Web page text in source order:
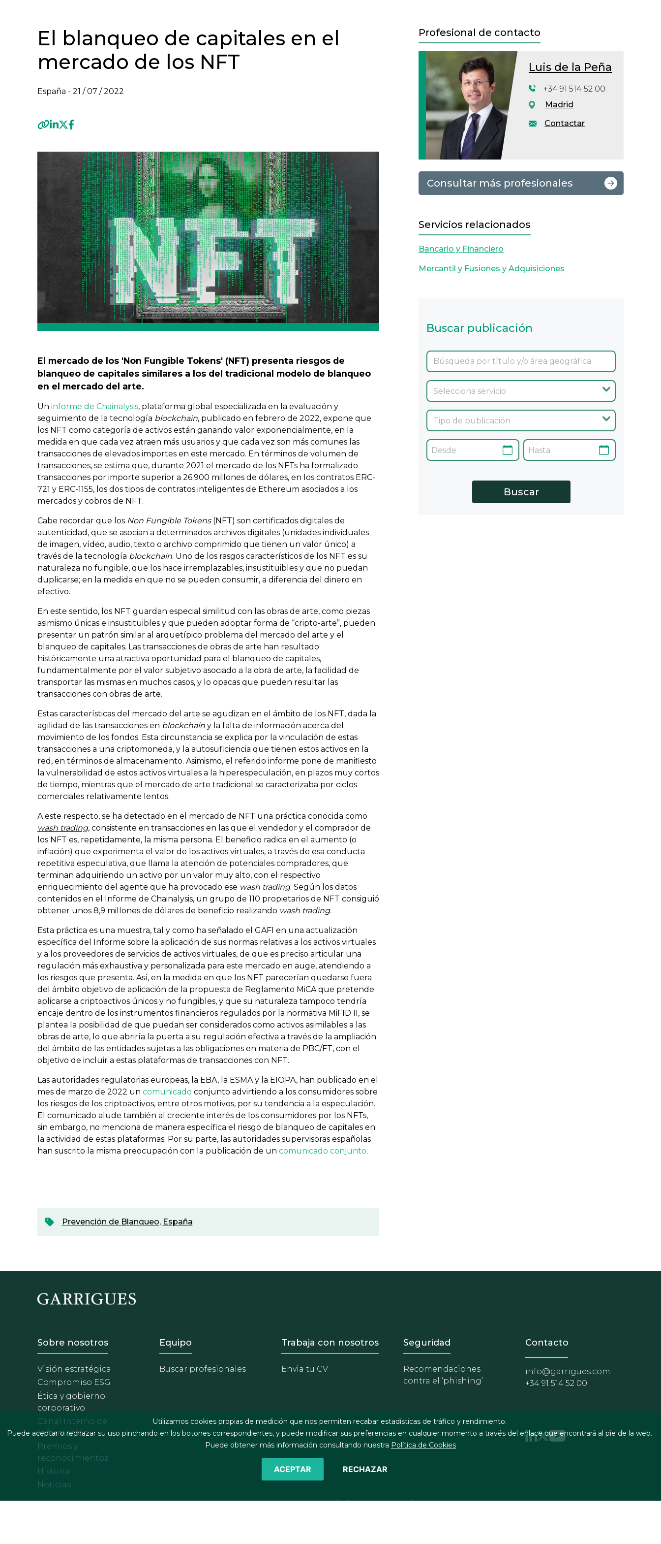
El blanqueo de capitales en el
mercado de los NFT
España - 21 / 07 / 2022
El mercado de los 'Non Fungible Tokens' (NFT) presenta riesgos de
blanqueo de capitales similares a los del tradicional modelo de blanqueo
en el mercado del arte.
Un informe de Chainalysis, plataforma global especializada en la evaluación y
seguimiento de la tecnología blockchain, publicado en febrero de 2022, expone que
los NFT como categoría de activos están ganando valor exponencialmente, en la
medida en que cada vez atraen más usuarios y que cada vez son más comunes las
transacciones de elevados importes en este mercado. En términos de volumen de
transacciones, se estima que, durante 2021 el mercado de los NFTs ha formalizado
transacciones por importe superior a 26.900 millones de dólares, en los contratos ERC-
721 y ERC-1155, los dos tipos de contratos inteligentes de Ethereum asociados a los
mercados y cobros de NFT.
Cabe recordar que los Non Fungible Tokens(NFT) son certificados digitales de
autenticidad, que se asocian a determinados archivos digitales (unidades individuales
de imagen, vídeo, audio, texto o archivo comprimido que tienen un valor único) a
través de la tecnología blockchain. Uno de los rasgos característicos de los NFT es su
naturaleza no fungible, que los hace irremplazables, insustituibles y que no puedan
duplicarse; en la medida en que no se pueden consumir, a diferencia del dinero en
efectivo.
En este sentido, los NFT guardan especial similitud con las obras de arte, como piezas
asimismo únicas e insustituibles y que pueden adoptar forma de “cripto-arte”, pueden
presentar un patrón similar al arquetípico problema del mercado del arte y el
blanqueo de capitales. Las transacciones de obras de arte han resultado
históricamente una atractiva oportunidad para el blanqueo de capitales,
fundamentalmente por el valor subjetivo asociado a la obra de arte, la facilidad de
transportar las mismas en muchos casos, y lo opacas que pueden resultar las
transacciones con obras de arte.
Estas características del mercado del arte se agudizan en el ámbito de los NFT, dada la
agilidad de las transacciones en blockchain y la falta de información acerca del
movimiento de los fondos. Esta circunstancia se explica por la vinculación de estas
transacciones a una criptomoneda, y la autosuficiencia que tienen estos activos en la
red, en términos de almacenamiento. Asimismo, el referido informe pone de manifiesto
la vulnerabilidad de estos activos virtuales a la hiperespeculación, en plazos muy cortos
de tiempo, mientras que el mercado de arte tradicional se caracterizaba por ciclos
comerciales relativamente lentos.
A este respecto, se ha detectado en el mercado de NFT una práctica conocida como
wash trading, consistente en transacciones en las que el vendedor y el comprador de
los NFT es, repetidamente, la misma persona. El beneficio radica en el aumento (o
inflación) que experimenta el valor de los activos virtuales, a través de esa conducta
repetitiva especulativa, que llama la atención de potenciales compradores, que
terminan adquiriendo un activo por un valor muy alto, con el respectivo
enriquecimiento del agente que ha provocado ese wash trading. Según los datos
contenidos en el Informe de Chainalysis, un grupo de 110 propietarios de NFT consiguió
obtener unos 8,9 millones de dólares de beneficio realizando wash trading.
Esta práctica es una muestra, tal y como ha señalado el GAFI en una actualización
específica del Informe sobre la aplicación de sus normas relativas a los activos virtuales
y a los proveedores de servicios de activos virtuales, de que es preciso articular una
regulación más exhaustiva y personalizada para este mercado en auge, atendiendo a
los riesgos que presenta. Así, en la medida en que los NFT parecerían quedarse fuera
del ámbito objetivo de aplicación de la propuesta de Reglamento MiCA que pretende
aplicarse a criptoactivos únicos y no fungibles, y que su naturaleza tampoco tendría
encaje dentro de los instrumentos financieros regulados por la normativa MiFID II, se
plantea la posibilidad de que puedan ser considerados como activos asimilables a las
obras de arte, lo que abriría la puerta a su regulación efectiva a través de la ampliación
del ámbito de las entidades sujetas a las obligaciones en materia de PBC/FT, con el
objetivo de incluir a estas plataformas de transacciones con NFT.
Las autoridades regulatorias europeas, la EBA, la ESMA y la EIOPA, han publicado en el
mes de marzo de 2022 un comunicado conjunto advirtiendo a los consumidores sobre
los riesgos de los criptoactivos, entre otros motivos, por su tendencia a la especulación.
El comunicado alude también al creciente interés de los consumidores por los NFTs,
sin embargo, no menciona de manera específica el riesgo de blanqueo de capitales en
la actividad de estas plataformas. Por su parte, las autoridades supervisoras españolas
han suscrito la misma preocupación con la publicación de un comunicado conjunto.
Prevención de Blanqueo, España
Profesional de contacto
Luis de la Peña
Contactar
+34 91 514 52 00
Madrid
Consultar más profesionales
Servicios relacionados
Bancario y Financiero
Mercantil y Fusiones y Adquisiciones
Buscar publicación
Footer - Sobre Nosotros
Sobre nosotros
Visión estratégica
Compromiso ESG
Ética y gobierno
corporativo
Canal Interno de
Información
Premios y
reconocimientos
Historia
Noticias
Footer - Equipo
Equipo
Buscar profesionales
Footer - Trabaja con nosotros
Trabaja con nosotros
Envia tu CV
Footer - Extranet y herramientas
Seguridad
Recomendaciones
contra el ‘phishing’
Contacto
info@garrigues.com
+34 91 514 52 00
©2026 J&A Garrigues, S.L.P. Todos los derechos reservados
Utilizamos cookies propias de medición que nos permiten recabar estadísticas de tráfico y rendimiento.
Puede aceptar o rechazar su uso pinchando en los botones correspondientes, y puede modificar sus preferencias en cualquier momento a través del enlace que encontrará al pie de la web.
Puede obtener más información consultando nuestra Política de Cookies
ACEPTAR RECHAZAR